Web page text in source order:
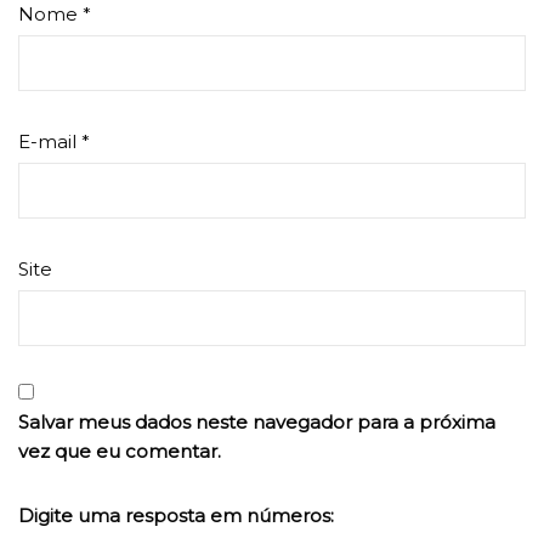
Nome *
E-mail *
Site
Salvar meus dados neste navegador para a próxima
vez que eu comentar.
Digite uma resposta em números: